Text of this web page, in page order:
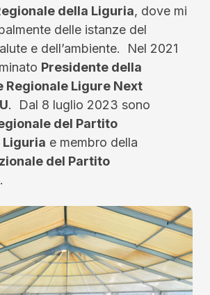
della Liguria, dove mi
delle istanze del
e dell’ambiente. Nel 2021
Presidente della
Regionale Ligure Next
. Dal 8 luglio 2023 sono
del Partito
e membro della
del Partito
.